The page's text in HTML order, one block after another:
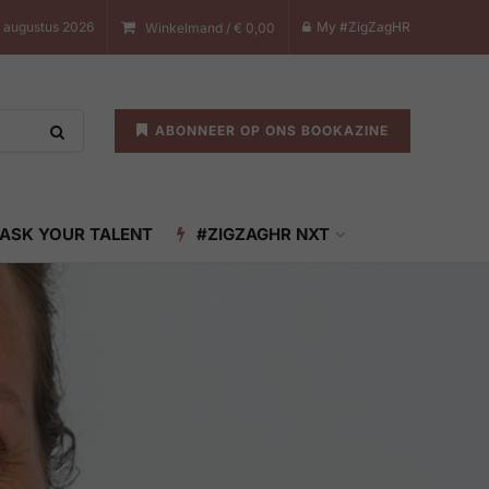
2026 Winkelmand / € 0,00 My #ZigZagHR
ABONNEER OP ONS BOOKAZINE
YOUR TALENT #ZIGZAGHR NXT